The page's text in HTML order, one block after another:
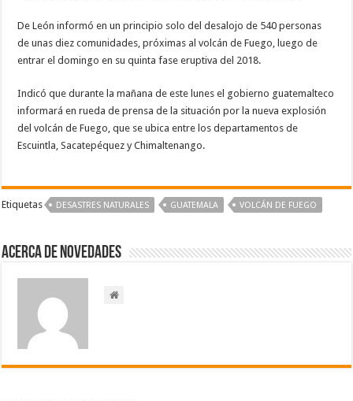
De León informó en un principio solo del desalojo de 540 personas
de unas diez comunidades, próximas al volcán de Fuego, luego de
entrar el domingo en su quinta fase eruptiva del 2018.
Indicó que durante la mañana de este lunes el gobierno guatemalteco
informará en rueda de prensa de la situación por la nueva explosión
del volcán de Fuego, que se ubica entre los departamentos de
Escuintla, Sacatepéquez y Chimaltenango.
Etiquetas DESASTRES NATURALES GUATEMALA VOLCÁN DE FUEGO
Acerca de NOVEDADES